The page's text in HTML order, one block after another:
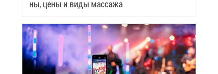
ны, це­ны и ви­ды мас­са­жа